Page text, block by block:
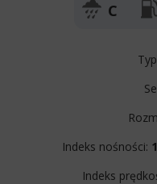
C
Indeks nośności:
Indeks